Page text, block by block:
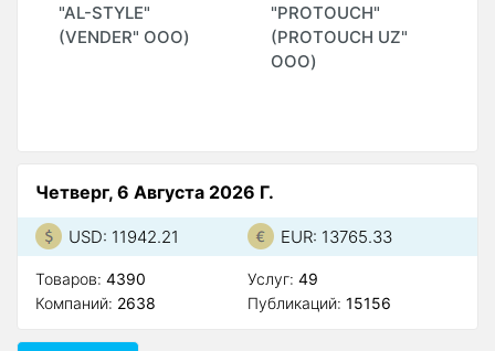
"AL-STYLE"
(VENDER" ООО)
"PROTOUCH"
(PROTOUCH UZ"
ООО)
Четверг, 6 Августа 2026 Г.
USD: 11942.21 EUR: 13765.33
Товаров: 4390
Компаний: 2638
Услуг: 49
Публикаций: 15156